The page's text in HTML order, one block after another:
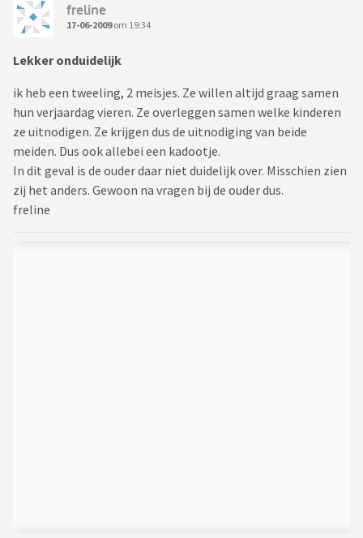
freline
17-06-2009om 19:34
Lekker onduidelijk
ik heb een tweeling, 2 meisjes. Ze willen altijd graag samen
hun verjaardag vieren. Ze overleggen samen welke kinderen
ze uitnodigen. Ze krijgen dus de uitnodiging van beide
meiden. Dus ook allebei een kadootje.
In dit geval is de ouder daar niet duidelijk over. Misschien zien
zij het anders. Gewoon na vragen bij de ouder dus.
freline